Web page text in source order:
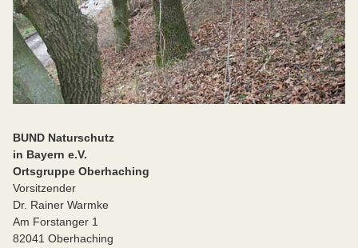
BUND Naturschutz
in Bayern e.V.
Ortsgruppe Oberhaching
Vorsitzender
Dr. Rainer Warmke
Am Forstanger 1
82041 Oberhaching